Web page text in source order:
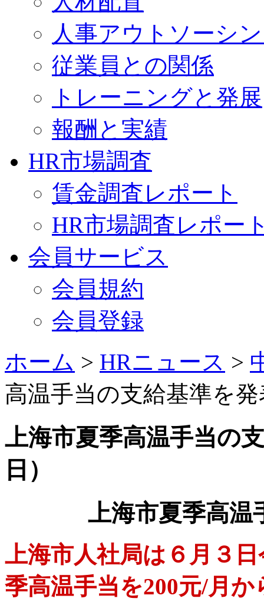
人事アウトソーシ
従業員との関係
トレーニングと発展
報酬と実績
HR市場調査
賃金調査レポート
HR市場調査レポー
会員サービス
会員規約
会員登録
ホーム > HRニュース >
高温手当の支給基準を
上海市夏季高温手当の
日）
上海市夏季高温
上海市人社局は６月３
季高温手当を200元/月